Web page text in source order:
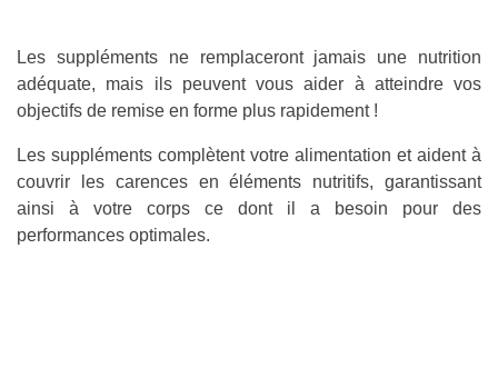
Les suppléments ne remplaceront jamais une nutrition
adéquate, mais ils peuvent vous aider à atteindre vos
objectifs de remise en forme plus rapidement !
Les suppléments complètent votre alimentation et aident à
couvrir les carences en éléments nutritifs, garantissant
ainsi à votre corps ce dont il a besoin pour des
performances optimales.